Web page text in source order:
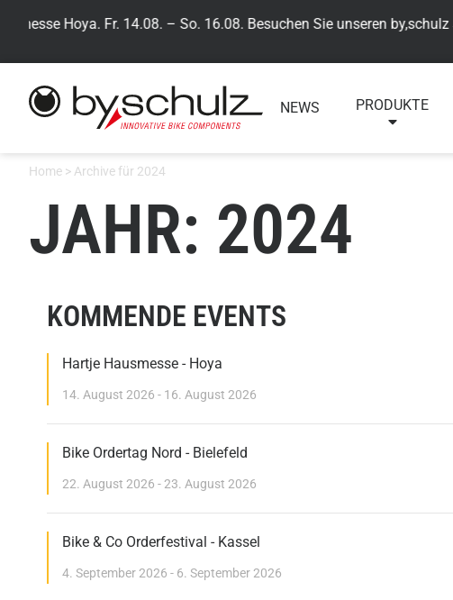
Hoya. Fr. 14.08. – So. 16.08. Besuchen Sie unseren by,schulz
NEWS PRODUKTE
Home > Archive für 2024
JAHR: 2024
KOMMENDE EVENTS
Hartje Hausmesse - Hoya
14. August 2026 - 16. August 2026
Bike Ordertag Nord - Bielefeld
22. August 2026 - 23. August 2026
Bike & Co Orderfestival - Kassel
4. September 2026 - 6. September 2026